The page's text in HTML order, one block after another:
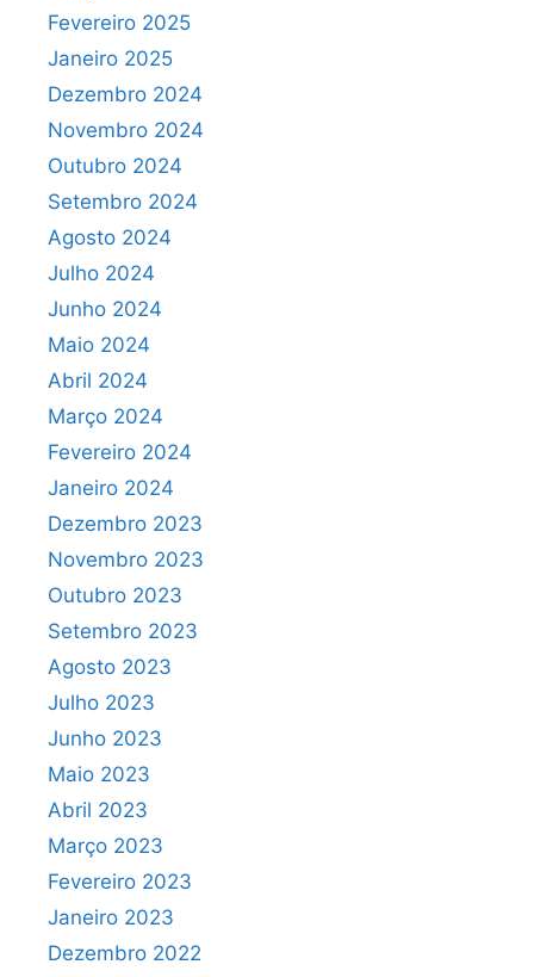
Fevereiro 2025
Janeiro 2025
Dezembro 2024
Novembro 2024
Outubro 2024
Setembro 2024
Agosto 2024
Julho 2024
Junho 2024
Maio 2024
Abril 2024
Março 2024
Fevereiro 2024
Janeiro 2024
Dezembro 2023
Novembro 2023
Outubro 2023
Setembro 2023
Agosto 2023
Julho 2023
Junho 2023
Maio 2023
Abril 2023
Março 2023
Fevereiro 2023
Janeiro 2023
Dezembro 2022